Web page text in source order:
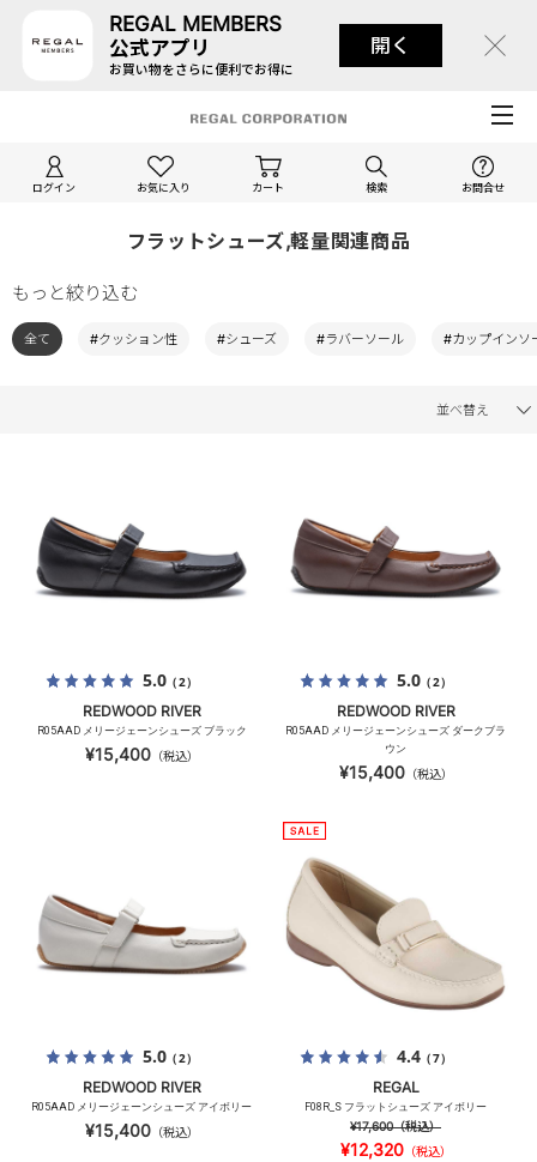
REGAL MEMBERS
公式アプリ
お買い物をさらに便利でお得に
開く
ログイン お気に入り カート 検索 お問合せ
フラットシューズ,軽量関連商品
もっと絞り込む
全て #クッション性 #シューズ #ラバーソール #カップインソ
並べ替え
5.0（2）
REDWOOD RIVER
R05AAD メリージェーンシューズ ブラック
¥15,400（税込）
5.0（2）
REDWOOD RIVER
R05AAD メリージェーンシューズ ダークブラ
ウン
¥15,400（税込）
5.0（2）
REDWOOD RIVER
R05AAD メリージェーンシューズ アイボリー
¥15,400（税込）
4.4（7）
REGAL
F08R_S フラットシューズ アイボリー
¥17,600（税込）
¥12,320（税込）